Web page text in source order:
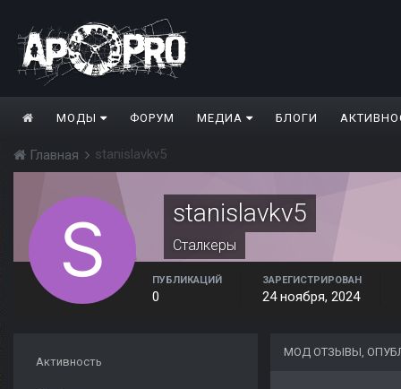
МОДЫ ФОРУМ МЕДИА БЛОГИ
Главная stanislavkv5
stanislavkv5
Сталкеры
ПУБЛИКАЦИЙ
0
ЗАРЕГИСТРИРОВАН
24 ноября, 2024
Активность
МОД ОТЗЫВЫ,